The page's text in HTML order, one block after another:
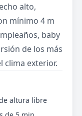
alto,
mínimo 4 m
baby
de los más
clima exterior.
altura libre